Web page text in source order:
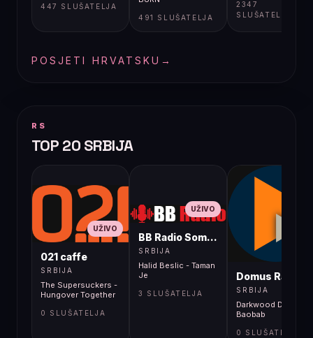
447 SLUŠATELJA
491 SLUŠATELJA
2347
SLUŠATELJA
POSJETI HRVATSKU →
RS
TOP 20 SRBIJA
UŽIVO
021 caffe
SRBIJA
The Supersuckers -
Hungover Together
0 SLUŠATELJA
UŽIVO
BB Radio Sombor
SRBIJA
Halid Beslic - Taman
Je
3 SLUŠATELJA
Domus Radio
SRBIJA
Darkwood Dub -
Baobab
0 SLUŠATELJA